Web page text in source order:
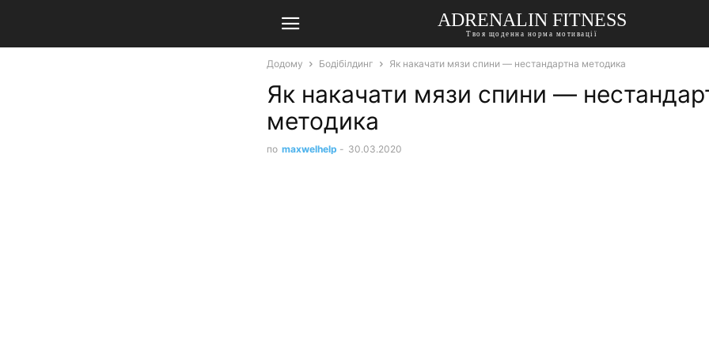
ADRENALIN FITNESS
Твоя щоденна норма мотивації
Додому Бодібілдинг Як накачати мязи спини — нестандартна методика
Як накачати мязи спини —
методика
по maxwelhelp - 30.03.2020